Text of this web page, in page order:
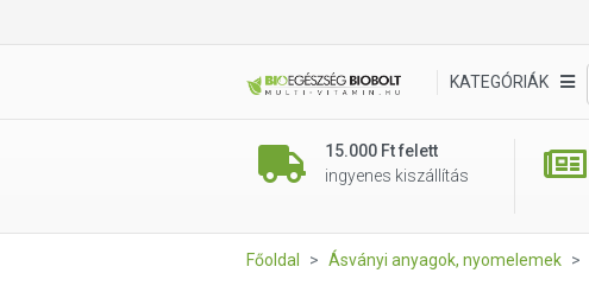
KATEGÓRIÁK
15.000 Ft felett
ingyenes kiszállítás
Főoldal Ásványi anyagok, nyomelemek